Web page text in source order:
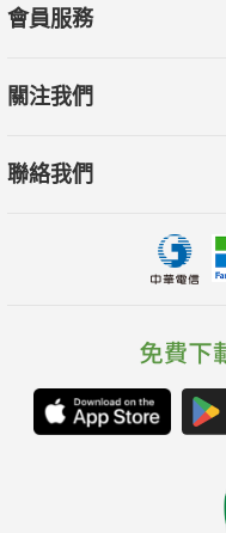
會員服務
關注我們
聯絡我們